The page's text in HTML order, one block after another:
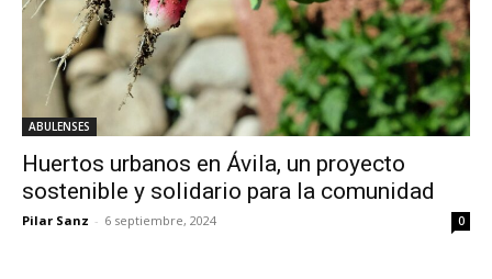
ABULENSES
Huertos urbanos en Ávila, un proyecto
sostenible y solidario para la comunidad
Pilar Sanz - 6 septiembre, 2024 0